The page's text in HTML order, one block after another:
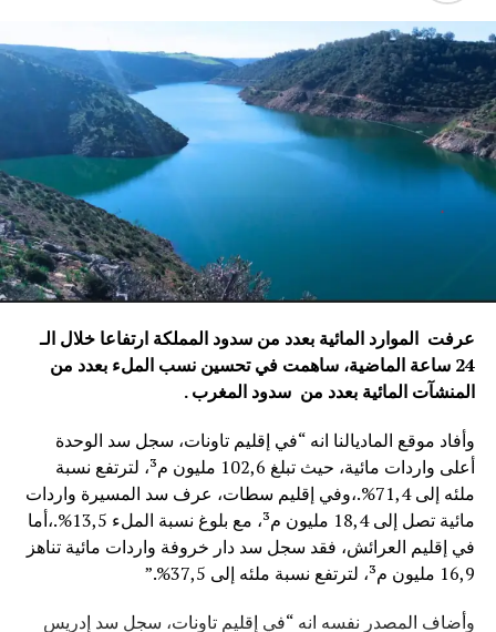
عرفت الموارد المائية بعدد من سدود المملكة ارتفاعا خلال الـ
24 ساعة الماضية، ساهمت في تحسين نسب الملء بعدد من
المنشآت المائية بعدد من سدود المغرب .
وأفاد موقع الماديالنا انه “في إقليم تاونات، سجل سد الوحدة
أعلى واردات مائية، حيث تبلغ 102,6 مليون م³، لترتفع نسبة
ملئه إلى 71,4%.،وفي إقليم سطات، عرف سد المسيرة واردات
مائية تصل إلى 18,4 مليون م³، مع بلوغ نسبة الملء 13,5%.،أما
في إقليم العرائش، فقد سجل سد دار خروفة واردات مائية تناهز
16,9 مليون م³، لترتفع نسبة ملئه إلى 37,5%.”
وأضاف المصدر نفسه انه “في إقليم تاونات، سجل سد إدريس